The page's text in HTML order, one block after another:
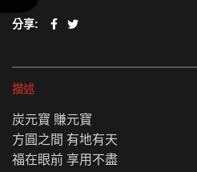
分享
描述
炭元寶 賺元寶
方圓之間 有地有天
福在眼前 享用不盡